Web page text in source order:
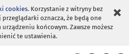
cookies. Korzystanie z witryny bez
oznacza, że będą one
urządzeniu końcowym. Zawsze możesz
te ustawienia.